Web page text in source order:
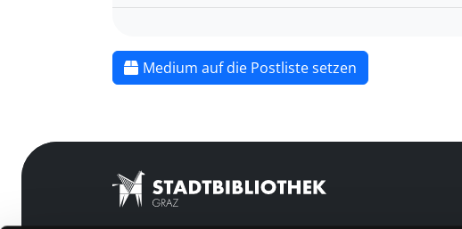
Medium auf die Postliste setzen